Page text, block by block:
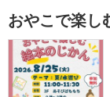
おやこで楽し